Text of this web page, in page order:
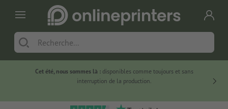
Cet été, nous sommes là :disponibles comme toujours et sans
interruption de la production.